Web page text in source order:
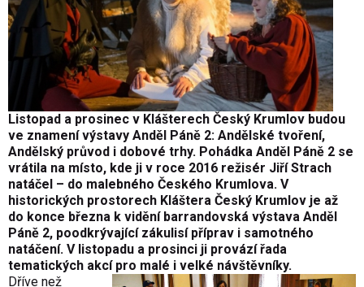
Listopad a prosinec v Klášterech Český Krumlov budou
ve znamení výstavy Anděl Páně 2: Andělské tvoření,
Andělský průvod i dobové trhy. Pohádka Anděl Páně 2 se
vrátila na místo, kde ji v roce 2016 režisér Jiří Strach
natáčel – do malebného Českého Krumlova. V
historických prostorech Kláštera Český Krumlov je až
do konce března k vidění barrandovská výstava Anděl
Páně 2, poodkrývající zákulisí příprav i samotného
natáčení. V listopadu a prosinci ji provází řada
tematických akcí pro malé i velké návštěvníky.
Dříve než